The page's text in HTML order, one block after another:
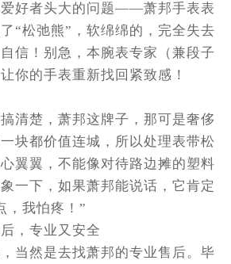
好者头大的问题——萧邦手表表
“松弛熊”，软绵绵的，完全失去
信！别急，本腕表专家（兼段子
你的手表重新找回紧致感！
楚，萧邦这牌子，那可是奢侈
块都价值连城，所以处理表带松
翼翼，不能像对待路边摊的塑料
一下，如果萧邦能说话，它肯定
，我怕疼！”
专业又安全
然是去找萧邦的专业售后。毕